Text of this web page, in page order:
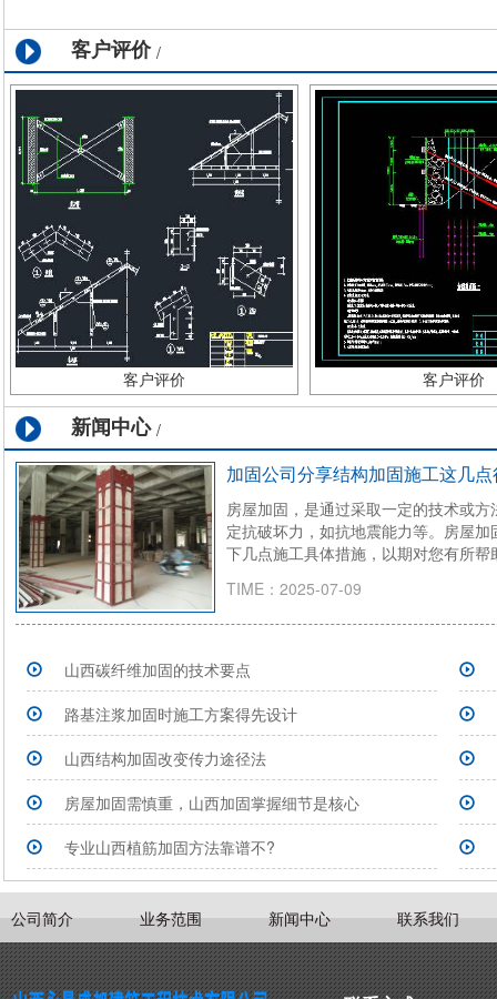
客户评价 /
客户评价 客户评价
新闻中心 /
加固公司分享结构加固施工这几
房屋加固，是通过采取一定的技术或
定抗破坏力，如抗地震能力等。房屋
下几点施工具体措施，以期对您有所帮
TIME：2025-07-09
山西碳纤维加固的技术要点
路基注浆加固时施工方案得先设计
山西结构加固改变传力途径法
房屋加固需慎重，山西加固掌握细节是核心
专业山西植筋加固方法靠谱不?
公司简介 业务范围 新闻中心 联系我们